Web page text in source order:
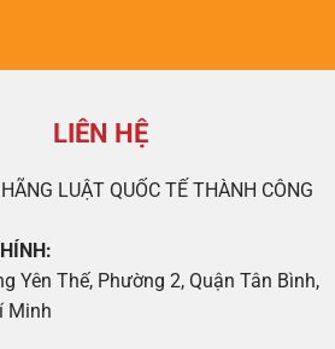
LIÊN HỆ
HÃNG LUẬT QUỐC TẾ THÀNH CÔNG
Yên Thế, Phường 2, Quận Tân Bình,
Minh